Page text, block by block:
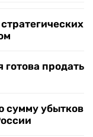
продать
убытков